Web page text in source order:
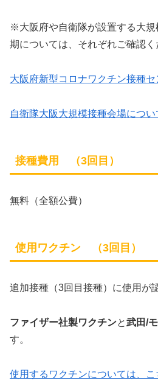
※大阪府や自衛隊が設置する大
期については、それぞれご確認く
大阪府新型コロナワクチン接種
自衛隊大阪大規模接種会場につい
接種費用 （3回目）
無料（全額公費）
使用ワクチン （3回目）
追加接種（3回目接種）に使用が
ファイザー社製ワクチンと武田/
す。
使用するワクチンについては、こ